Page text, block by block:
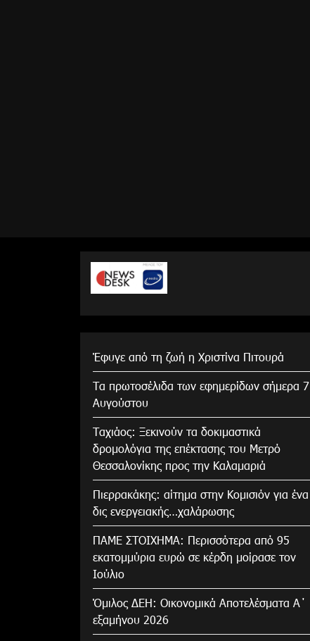
Έφυγε από τη ζωή η Χριστίνα Πιτουρά
Τα πρωτοσέλιδα των εφημερίδων σήμερα 7
Αυγούστου
Tαχιάος: Ξεκινούν τα δοκιμαστικά
δρομολόγια της επέκτασης του Μετρό
Θεσσαλονίκης προς την Καλαμαριά
Πιερρακάκης: αίτημα στην Κομισιόν για ένα
δις ενεργειακής…χαλάρωσης
ΠΑΜΕ ΣΤΟΙΧΗΜΑ: Περισσότερα από 95
εκατομμύρια ευρώ σε κέρδη μοίρασε τον
Ιούλιο
Όμιλος ΔΕΗ: Οικονομικά Αποτελέσματα Α΄
εξαμήνου 2026